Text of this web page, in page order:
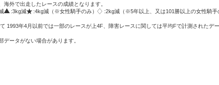
外で出走したレースの成績となります。
:3kg減 :4kg減（※女性騎手のみ） :2kg減（※5年以上、又は101勝以上の女性騎手
1993年4月以前では一部のレースが上4F、障害レースに関しては平均Fで計測されたデ
ータがない場合があります。